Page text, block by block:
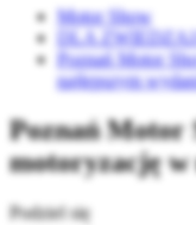
Motor Show
DLA
Poznań Motor
najlepszym
Poznań Motor
motoryzację
Podziel się